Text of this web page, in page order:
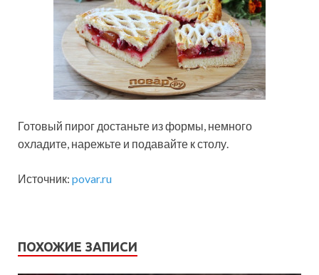
Готовый пирог достаньте из формы, немного
охладите, нарежьте и подавайте к столу.
Источник: povar.ru
ПОХОЖИЕ ЗАПИСИ